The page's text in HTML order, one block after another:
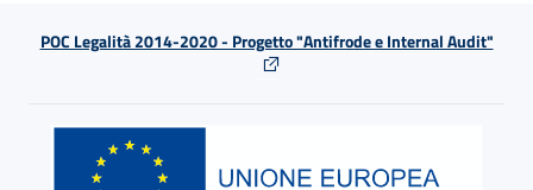
POC Legalità 2014-2020 - Progetto "Antifrode e Internal Audit"